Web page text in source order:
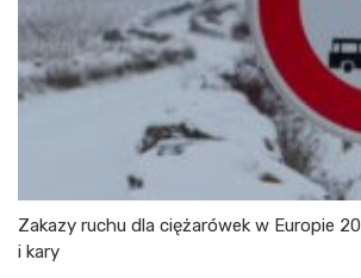
Zakazy ruchu dla ciężarówek w Europie
i kary